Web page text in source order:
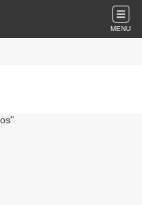
MENU